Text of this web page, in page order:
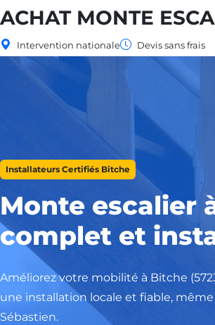
ACHAT MONTE
Intervention nationale Devis sans frais
Installateurs Certifiés Bitche
Monte escalier
complet et
Améliorez votre mobilité à Bitche
une installation locale et fiable,
Sébastien.